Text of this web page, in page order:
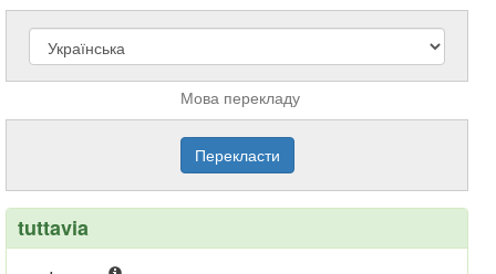
Мова перекладу
tuttavia